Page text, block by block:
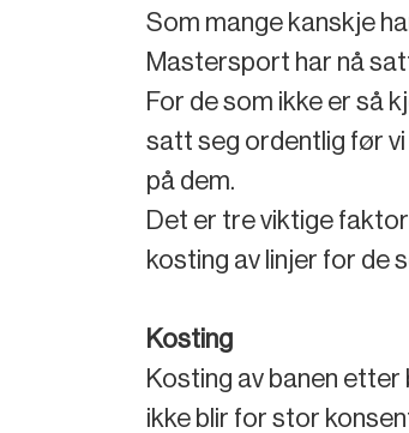
Som mange kanskje
Mastersport har nå
For de som ikke er så
satt seg ordentlig før vi
på dem.
Det er tre viktige
kosting av linjer for de
Kosting
Kosting av banen
ikke blir for stor